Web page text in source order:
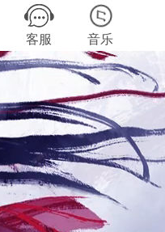
客服 音乐